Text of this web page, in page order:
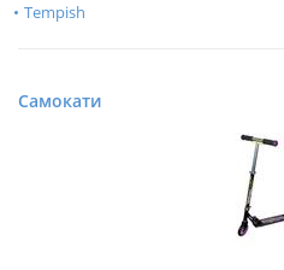
Tempish
Самокати